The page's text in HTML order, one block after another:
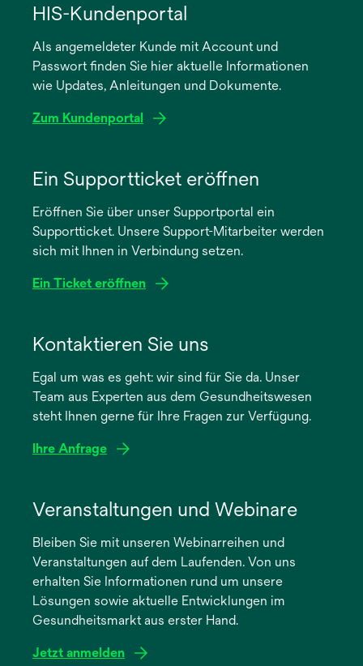
HIS-Kundenportal
Als angemeldeter Kunde mit Account und
Passwort finden Sie hier aktuelle Informationen
wie Updates, Anleitungen und Dokumente.
Zum Kundenportal
neuen
Registerkarte
geöffnet
Ein Supportticket eröffnen
Eröffnen Sie über unser Supportportal ein
Supportticket. Unsere Support-Mitarbeiter werden
sich mit Ihnen in Verbindung setzen.
Ein Ticket eröffnen
neuen
Registerkarte
geöffnet
Kontaktieren Sie uns
Egal um was es geht: wir sind für Sie da. Unser
Team aus Experten aus dem Gesundheitswesen
steht Ihnen gerne für Ihre Fragen zur Verfügung.
Ihre Anfrage
Veranstaltungen und Webinare
Bleiben Sie mit unseren Webinarreihen und
Veranstaltungen auf dem Laufenden. Von uns
erhalten Sie Informationen rund um unsere
Lösungen sowie aktuelle Entwicklungen im
Gesundheitsmarkt aus erster Hand.
Jetzt anmelden